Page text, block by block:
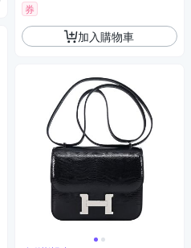
券
加入購物車